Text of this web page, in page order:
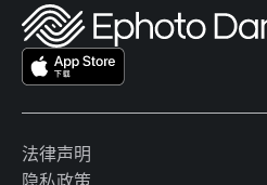
法律声明